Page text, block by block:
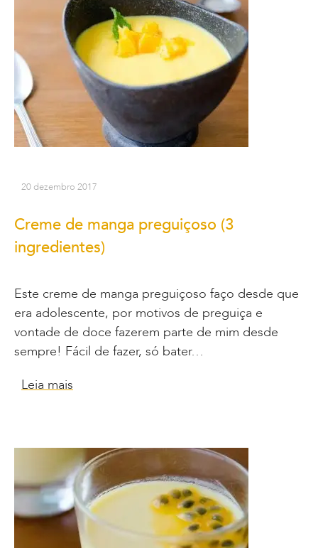
20 dezembro 2017
Creme de manga preguiçoso (3
ingredientes)
Este creme de manga preguiçoso faço desde que
era adolescente, por motivos de preguiça e
vontade de doce fazerem parte de mim desde
sempre! Fácil de fazer, só bater…
Leia mais